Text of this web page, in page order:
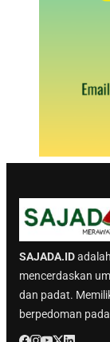
SAJADA.ID
mencerdaskan
dan padat.
berpedoman pada